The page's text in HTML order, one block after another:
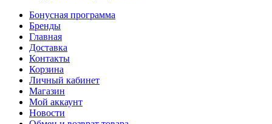
Бонусная программа
Бренды
Главная
Доставка
Контакты
Корзина
Личный кабинет
Магазин
Мой аккаунт
Новости